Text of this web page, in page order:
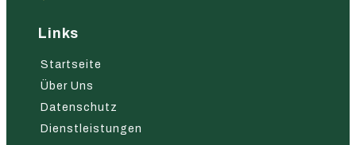
Links
Startseite
Über Uns
Datenschutz
Dienstleistungen